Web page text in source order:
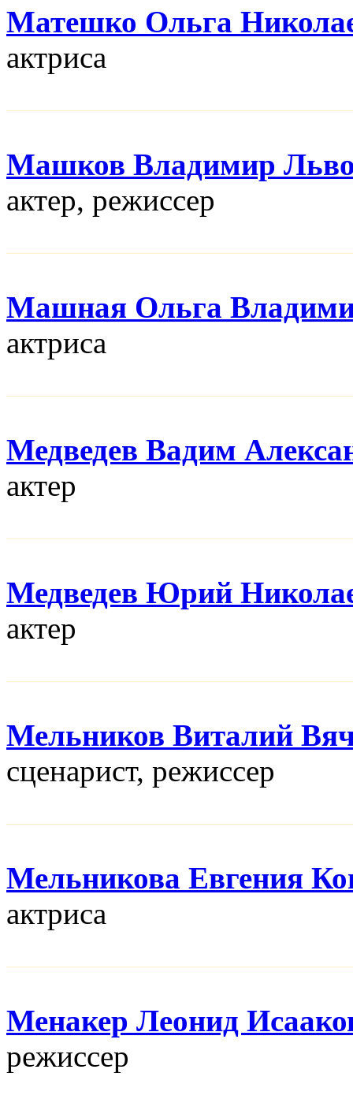
Матешко Ольга
актриса
Машков Владимир
актер, режисcер
Машная Ольга
актриса
Медведев Вадим
актер
Медведев Юрий
актер
Мельников Виталий
сценарист, режисcер
Мельникова Евгения
актриса
Менакер Леонид
режисcер